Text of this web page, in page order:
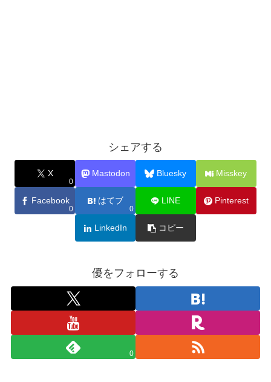
シェアする
X
0
Mastodon Bluesky Misskey
Facebook
0
はてブ
0
LINE Pinterest
LinkedIn コピー
優をフォローする
0